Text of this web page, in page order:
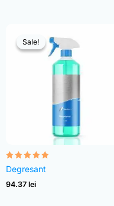
Sale!
Sale!
Evaluat la
4.82
din 5
Degresant
94.37 lei